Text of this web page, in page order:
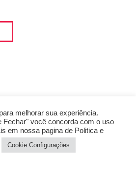
design / Web design
melhorar sua experiência.
Fechar" você concorda com o uso
em nossa pagina de Politica e
Cookie Configurações